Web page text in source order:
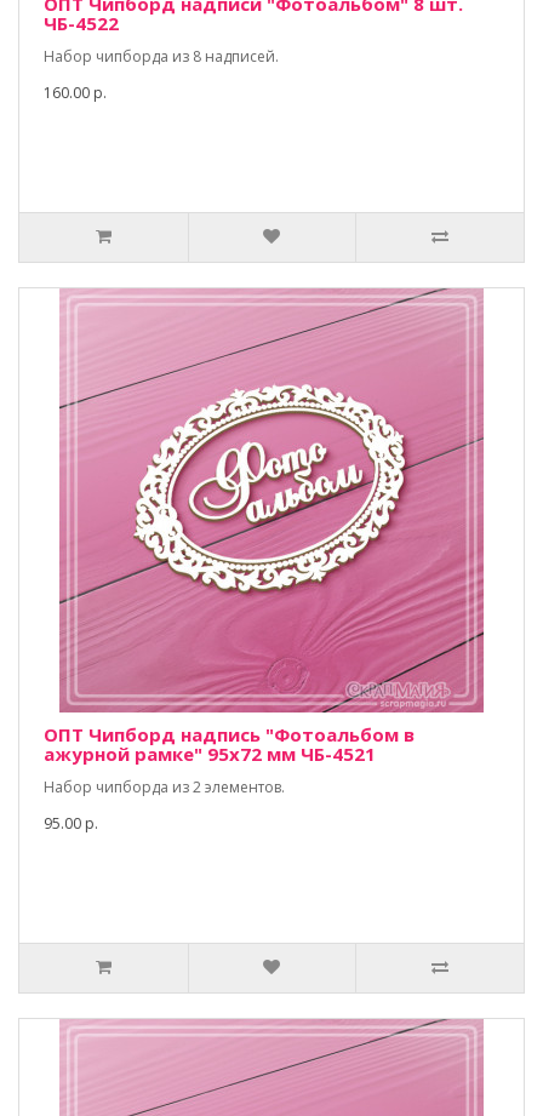
ЧБ-4522
Набор чипборда из 8 надписей.
160.00 р.
ОПТ Чипборд надпись "Фотоальбом в
ажурной рамке" 95х72 мм ЧБ-4521
Набор чипборда из 2 элементов.
95.00 р.